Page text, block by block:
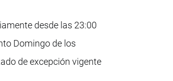
desde las 23:00
Domingo de los
de excepción vigente